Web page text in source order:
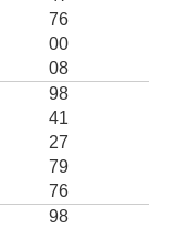
76
00
08
98
41
27
79
76
98